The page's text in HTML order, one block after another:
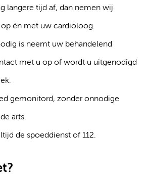
langere tijd af, dan nemen wij
én met uw cardioloog.
is neemt uw behandelend
met u op of wordt u uitgenodigd
gemonitord, zonder onnodige
arts.
de spoeddienst of 112.